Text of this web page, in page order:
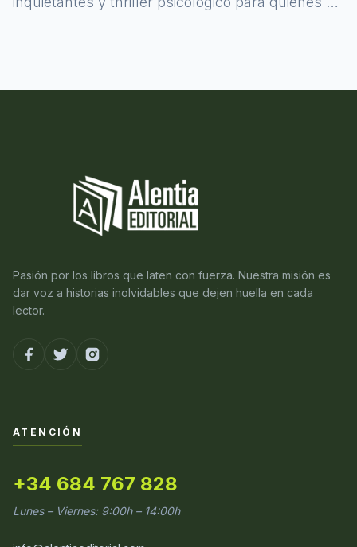
Pasión por los libros que laten con fuerza. Nuestra misión es
dar voz a historias inolvidables que dejen huella en cada
lector.
ATENCIÓN
+34 684 767 828
Lunes – Viernes: 9:00h – 14:00h